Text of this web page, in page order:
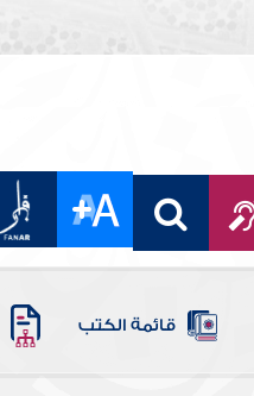
قائمة الكتب